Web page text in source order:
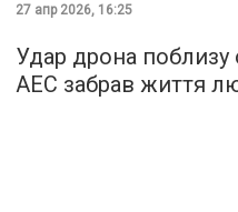
27 апр 2026, 16:25
Удар дрона поблизу
АЕС забрав життя